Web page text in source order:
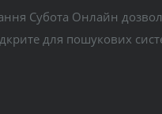
Субота Онлайн
для пошукових